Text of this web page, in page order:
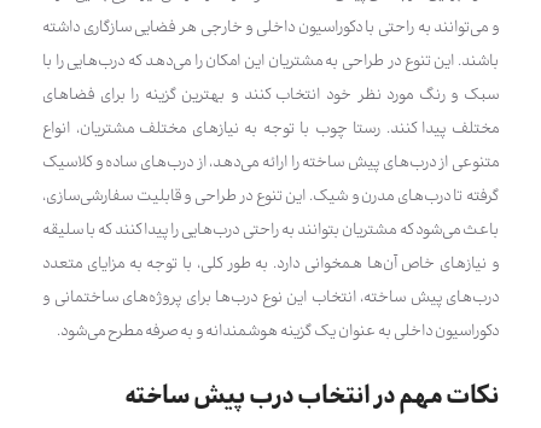
و می‌توانند به راحتی با دکوراسیون داخلی و خارجی هر فضایی سازگاری داشته
باشند. این تنوع در طراحی به مشتریان این امکان را می‌دهد که درب‌هایی را با
سبک و رنگ مورد نظر خود انتخاب کنند و بهترین گزینه را برای فضاهای
مختلف پیدا کنند. رستا چوب با توجه به نیازهای مختلف مشتریان، انواع
متنوعی از درب‌های پیش ساخته را ارائه می‌دهد، از درب‌های ساده و کلاسیک
گرفته تا درب‌های مدرن و شیک. این تنوع در طراحی و قابلیت سفارشی‌سازی،
باعث می‌شود که مشتریان بتوانند به راحتی درب‌هایی را پیدا کنند که با سلیقه
و نیازهای خاص آن‌ها همخوانی دارد. به طور کلی، با توجه به مزایای متعدد
درب‌های پیش ساخته، انتخاب این نوع درب‌ها برای پروژه‌های ساختمانی و
دکوراسیون داخلی به عنوان یک گزینه هوشمندانه و به صرفه مطرح می‌شود.
نکات مهم در انتخاب درب پیش ساخته